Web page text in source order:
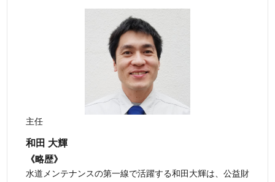
主任
和田 大輝
《略歴》
水道メンテナンスの第一線で活躍する和田大輝は、公益財